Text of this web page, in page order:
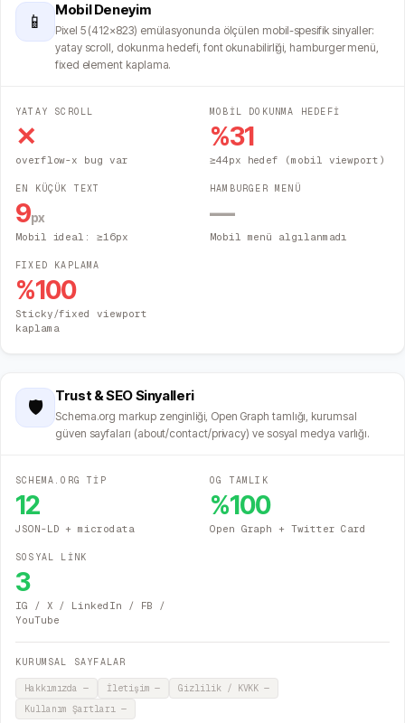
📱
Mobil Deneyim
Pixel 5 (412×823) emülasyonunda ölçülen mobil-spesifik sinyaller:
yatay scroll, dokunma hedefi, font okunabilirliği, hamburger menü,
fixed element kaplama.
YATAY SCROLL
✕
overflow-x bug var
MOBİL DOKUNMA HEDEFİ
%31
≥44px hedef (mobil viewport)
EN KÜÇÜK TEXT
9px
Mobil ideal: ≥16px
HAMBURGER MENÜ
—
Mobil menü algılanmadı
FIXED KAPLAMA
%100
Sticky/fixed viewport
kaplama
🛡️
Trust & SEO Sinyalleri
Schema.org markup zenginliği, Open Graph tamlığı, kurumsal
güven sayfaları (about/contact/privacy) ve sosyal medya varlığı.
SCHEMA.ORG TİP
12
JSON-LD + microdata
OG TAMLIK
%100
Open Graph + Twitter Card
SOSYAL LİNK
3
IG / X / LinkedIn / FB /
YouTube
KURUMSAL SAYFALAR
Hakkımızda — İletişim — Gizlilik / KVKK —
Kullanım Şartları —